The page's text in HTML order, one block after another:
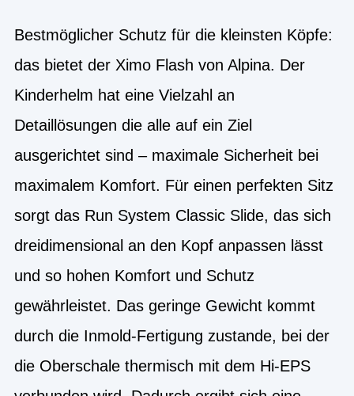
Bestmöglicher Schutz für die kleinsten Köpfe:
das bietet der Ximo Flash von Alpina. Der
Kinderhelm hat eine Vielzahl an
Detaillösungen die alle auf ein Ziel
ausgerichtet sind – maximale Sicherheit bei
maximalem Komfort. Für einen perfekten Sitz
sorgt das Run System Classic Slide, das sich
dreidimensional an den Kopf anpassen lässt
und so hohen Komfort und Schutz
gewährleistet. Das geringe Gewicht kommt
durch die Inmold-Fertigung zustande, bei der
die Oberschale thermisch mit dem Hi-EPS